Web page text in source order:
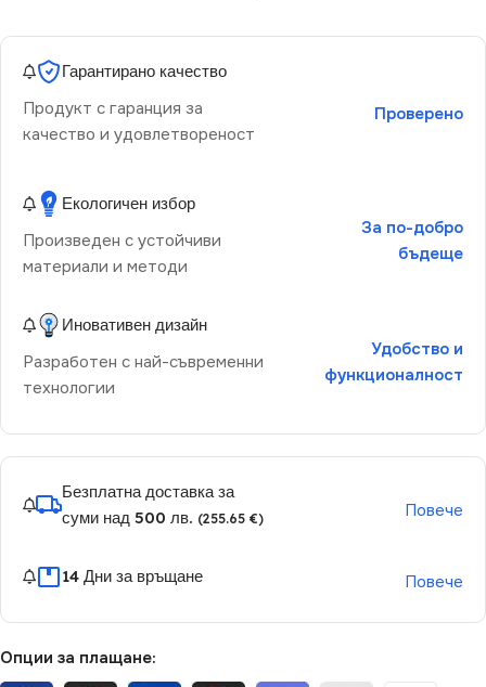
Гарантирано качество
Продукт с гаранция за
качество и удовлетвореност
Проверено
Екологичен избор
Произведен с устойчиви
материали и методи
За по-добро
бъдеще
Иновативен дизайн
Разработен с най-съвременни
технологии
Удобство и
функционалност
Безплатна доставка за
суми над 500 лв. (255.65 €) Повече
14 Дни за връщане Повече
Опции за плащане: